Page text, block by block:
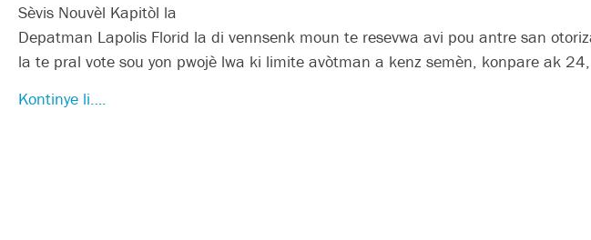
Sèvis Nouvèl Kapitòl la
Depatman Lapolis Florid la di vennsenk moun te resevwa avi pou antre san
la te pral vote sou yon pwojè lwa ki limite avòtman a kenz semèn, konpare ak
Kontinye li….